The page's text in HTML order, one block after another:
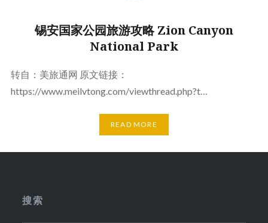
锡安国家公园旅游攻略 Zion Canyon
National Park
转自：美旅通网 原文链接：
https://www.meilvtong.com/viewthread.php?t…
READ MORE
搜索